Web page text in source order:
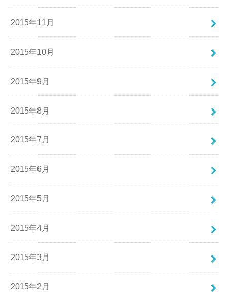
2015年11月
2015年10月
2015年9月
2015年8月
2015年7月
2015年6月
2015年5月
2015年4月
2015年3月
2015年2月